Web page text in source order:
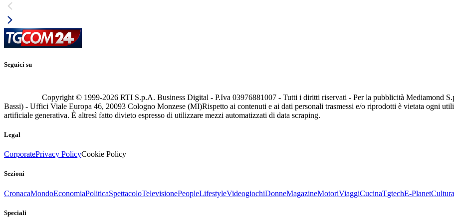
Seguici su
Copyright © 1999-2026 RTI S.p.A. Business Digital - P.Iva 03976881007 - Tutti i diritti riservati - Per la pubblicità Mediamond
Bassi) - Uffici Viale Europa 46, 20093 Cologno Monzese (MI)Rispetto ai contenuti e ai dati personali trasmessi e/o riprodotti è vietata ogni
artificiale generativa. È altresì fatto divieto espresso di utilizzare mezzi automatizzati di data scraping.
Legal
CorporatePrivacy PolicyCookie Policy
Sezioni
CronacaMondoEconomiaPoliticaSpettacoloTelevisionePeopleLifestyleVideogiochiDonneMagazineMotoriViaggiCucinaTgtechE-PlanetCultura
Speciali